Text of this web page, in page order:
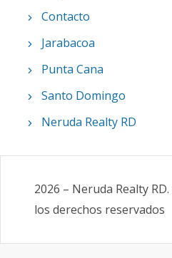
Contacto
Jarabacoa
Punta Cana
Santo Domingo
Neruda Realty RD
2026 – Neruda Realty RD.
los derechos reservados